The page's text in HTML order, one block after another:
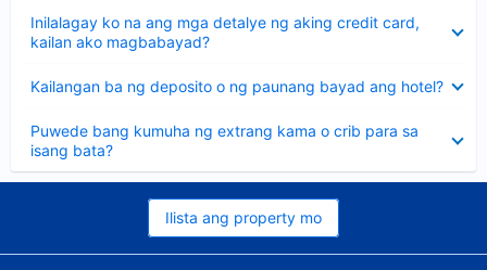
Inilalagay ko na ang mga detalye ng aking credit card,
kailan ako magbabayad?
ang
sagot
Kailangan ba ng deposito o ng paunang bayad ang hotel?
ang
Puwede bang kumuha ng extrang kama o crib para sa
isang bata?
ang
sagot
Ilista ang property mo